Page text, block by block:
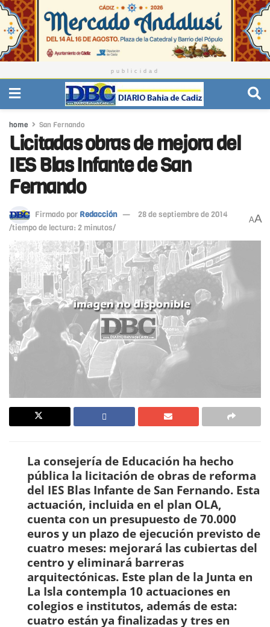
publicidad
home San Fernando
Licitadas obras de mejora del
IES Blas Infante de San
Fernando
Firmado por Redacción
28 de septiembre de 2014
/tiempo de lectura: 2 minutos/
AA
La consejería de Educación ha hecho
pública la licitación de obras de reforma
del IES Blas Infante de San Fernando. Esta
actuación, incluida en el plan OLA,
cuenta con un presupuesto de 70.000
euros y un plazo de ejecución previsto de
cuatro meses: mejorará las cubiertas del
centro y eliminará barreras
arquitectónicas. Este plan de la Junta en
La Isla contempla 10 actuaciones en
colegios e institutos, además de esta:
cuatro están ya finalizadas y tres en